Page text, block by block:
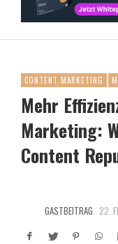
CONTENT MARKETING
Mehr
Marketing:
Content
GASTBEITRAG 22.